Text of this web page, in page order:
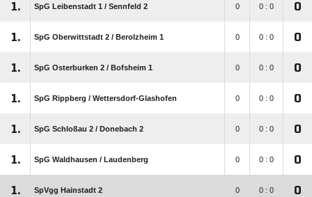
1. SpG Leibenstadt 1 /​ Sennfeld 2 0 0 : 0 0
1. SpG Oberwittstadt 2 /​ Berolzheim 1 0 0 : 0 0
1. SpG Osterburken 2 /​ Bofsheim 1 0 0 : 0 0
1. SpG Rippberg /​ Wettersdorf-Glashofen 0 0 : 0 0
1. SpG Schloßau 2 /​ Donebach 2 0 0 : 0 0
1. SpG Waldhausen /​ Laudenberg 0 0 : 0 0
1. SpVgg Hainstadt 2 0 0 : 0 0